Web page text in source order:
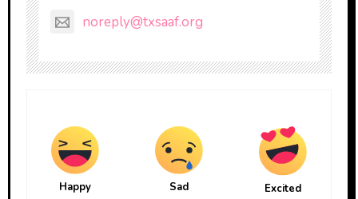
noreply@txsaaf.org
Happy
Sad
Excited